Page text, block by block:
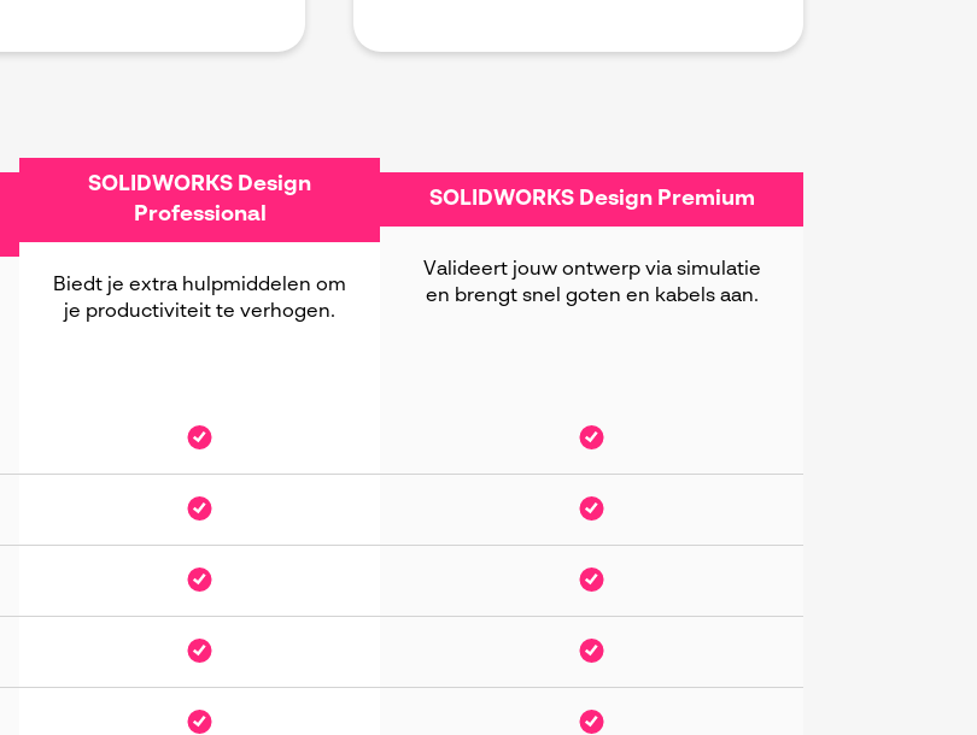
SOLIDWORKS Design
Professional
Biedt je extra hulpmiddelen om
je productiviteit te verhogen.
SOLIDWORKS Design Premium
Valideert jouw ontwerp via simulatie
en brengt snel goten en kabels aan.